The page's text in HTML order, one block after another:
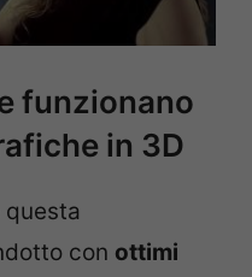
funzionano
in 3D
con ottimi